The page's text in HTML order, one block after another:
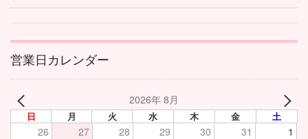
営業日カレンダー
2026年 8月
日 月 火 水 木 金 土
26 27 28 29 30 31 1